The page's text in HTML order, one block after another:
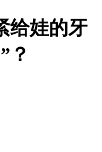
给娃的牙
？